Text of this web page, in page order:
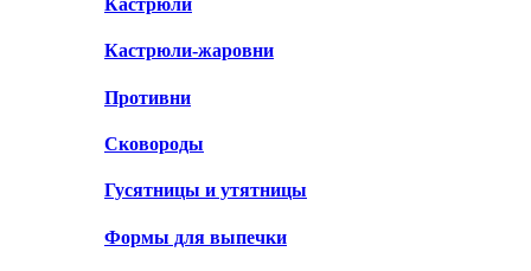
Кастрюли
Кастрюли-жаровни
Противни
Сковороды
Гусятницы и утятницы
Формы для выпечки